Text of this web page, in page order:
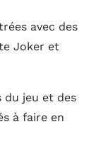
avec des
Joker et
du jeu et des
à faire en